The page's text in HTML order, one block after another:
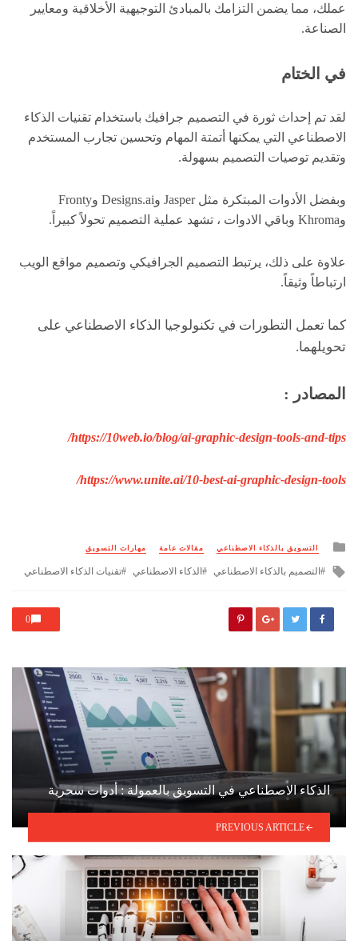
عملك، مما يضمن التزامك بالمبادئ التوجيهية الأخلاقية ومعايير
الصناعة.
في الختام
لقد تم إحداث ثورة في التصميم جرافيك باستخدام تقنيات الذكاء
الاصطناعي التي يمكنها أتمتة المهام وتحسين تجارب المستخدم
وتقديم توصيات التصميم بسهولة.
وبفضل الأدوات المبتكرة مثل Jasper وDesigns.ai وFronty
وKhroma وباقي الادوات ، تشهد عملية التصميم تحولاً كبيراً.
علاوة على ذلك، يرتبط التصميم الجرافيكي وتصميم مواقع الويب
ارتباطاً وثيقاً.
كما تعمل التطورات في تكنولوجيا الذكاء الاصطناعي على
تحويلهما.
المصادر :
https://10web.io/blog/ai-graphic-design-tools-and-tips/
https://www.unite.ai/10-best-ai-graphic-design-tools/
Posted
التسويق بالذكاء الاصطناعي مقالات عامة مهارات التسويق
Tagged
التصميم بالذكاء الاصطناعي الذكاء الاصطناعي تقنيات الذكاء الاصطناعي
0
الذكاء الاصطناعي في التسويق بالعمولة : أدوات سحرية
PREVIOUS ARTICLE